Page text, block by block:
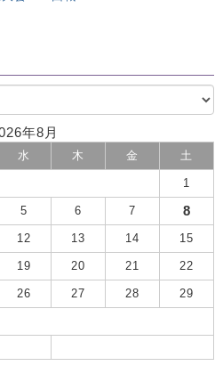
年8月
水 木 金 土
1
5 6 7 8
12 13 14 15
19 20 21 22
26 27 28 29